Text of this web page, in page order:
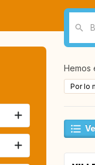
Hemos
Por lo